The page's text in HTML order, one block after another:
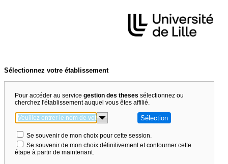
Sélectionnez votre établissement
Pour accéder au service gestion des theses sélectionnez ou
cherchez l'établissement auquel vous êtes affilié.
Se souvenir de mon choix pour cette session.
Se souvenir de mon choix définitivement et contourner cette
étape à partir de maintenant.